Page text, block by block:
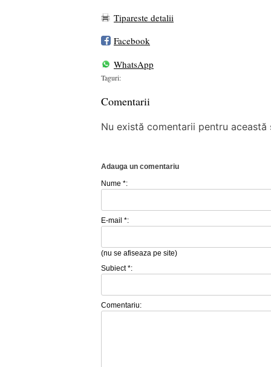
Tipareste detalii
Facebook
WhatsApp
Taguri:
Comentarii
Nu există comentarii pentru această
Adauga un comentariu
Nume *:
E-mail *:
(nu se afiseaza pe site)
Subiect *:
Comentariu: